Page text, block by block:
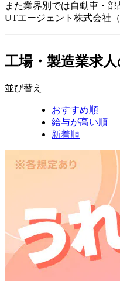
また業界別では自動車・
UTエージェント株式会社
工場・製造業求
並び替え
おすすめ順
給与が高い順
新着順